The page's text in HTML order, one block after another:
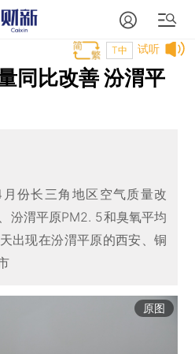
试听
T中
同比改善 汾渭平
份长三角地区空气质量改
汾渭平原PM2. 5和臭氧平均
出现在汾渭平原的西安、铜
原图